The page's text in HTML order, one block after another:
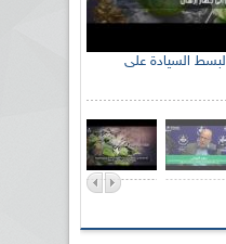
الإذاعة الجزائرية تحي الذكرى 59 لبسط السيادة على